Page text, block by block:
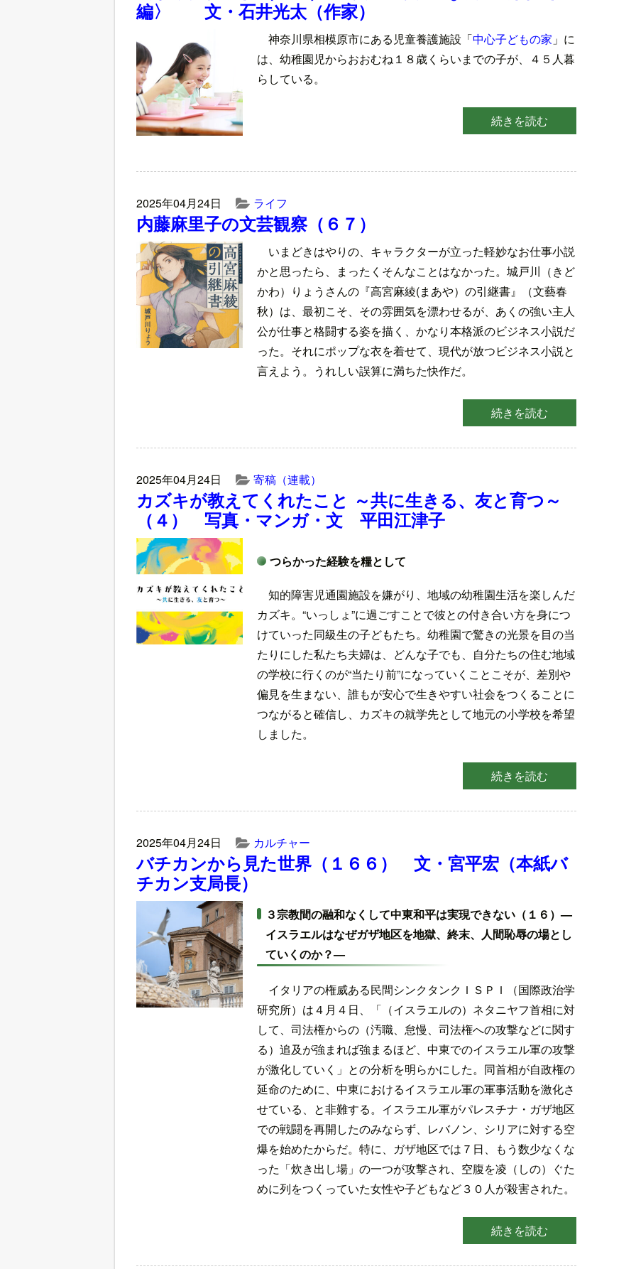
編〉 文・石井光太（作家）
神奈川県相模原市にある児童養護施設「中心子どもの家 」に
は、幼稚園児からおおむね１８歳くらいまでの子が、４５人暮
らしている。
続きを読む
2025年04月24日 ライフ
内藤麻里子の文芸観察（６７）
いまどきはやりの、キャラクターが立った軽妙なお仕事小説
かと思ったら、まったくそんなことはなかった。城戸川（きど
かわ）りょうさんの『高宮麻綾(まあや）の引継書』（文藝春
秋）は、最初こそ、その雰囲気を漂わせるが、あくの強い主人
公が仕事と格闘する姿を描く、かなり本格派のビジネス小説だ
った。それにポップな衣を着せて、現代が放つビジネス小説と
言えよう。うれしい誤算に満ちた快作だ。
続きを読む
2025年04月24日 寄稿（連載）
カズキが教えてくれたこと ～共に生きる、友と育つ～
（４） 写真・マンガ・文 平田江津子
つらかった経験を糧として
知的障害児通園施設を嫌がり、地域の幼稚園生活を楽しんだ
カズキ。“いっしょ”に過ごすことで彼との付き合い方を身につ
けていった同級生の子どもたち。幼稚園で驚きの光景を目の当
たりにした私たち夫婦は、どんな子でも、自分たちの住む地域
の学校に行くのが“当たり前”になっていくことこそが、差別や
偏見を生まない、誰もが安心で生きやすい社会をつくることに
つながると確信し、カズキの就学先として地元の小学校を希望
しました。
続きを読む
2025年04月24日 カルチャー
バチカンから見た世界（１６６） 文・宮平宏（本紙バ
チカン支局長）
３宗教間の融和なくして中東和平は実現できない（１６）—
イスラエルはなぜガザ地区を地獄、終末、人間恥辱の場とし
ていくのか？—
イタリアの権威ある民間シンクタンクＩＳＰＩ（国際政治学
研究所）は４月４日、「（イスラエルの）ネタニヤフ首相に対
して、司法権からの（汚職、怠慢、司法権への攻撃などに関す
る）追及が強まれば強まるほど、中東でのイスラエル軍の攻撃
が激化していく」との分析を明らかにした。同首相が自政権の
延命のために、中東におけるイスラエル軍の軍事活動を激化さ
せている、と非難する。イスラエル軍がパレスチナ・ガザ地区
での戦闘を再開したのみならず、レバノン、シリアに対する空
爆を始めたからだ。特に、ガザ地区では７日、もう数少なくな
った「炊き出し場」の一つが攻撃され、空腹を凌（しの）ぐた
めに列をつくっていた女性や子どもなど３０人が殺害された。
続きを読む